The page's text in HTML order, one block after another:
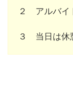
２ アルバイ
３ 当日は休